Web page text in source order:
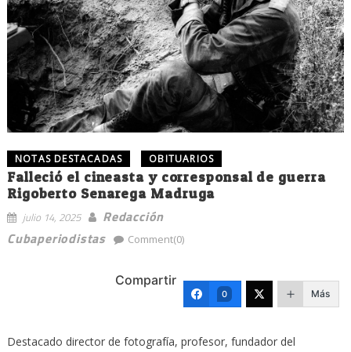
NOTAS DESTACADAS OBITUARIOS
Falleció el cineasta y corresponsal de guerra
Rigoberto Senarega Madruga
julio 14, 2025
Redacción
Cubaperiodistas
Comment(0)
Compartir
0 Más
Destacado director de fotografía, profesor, fundador del